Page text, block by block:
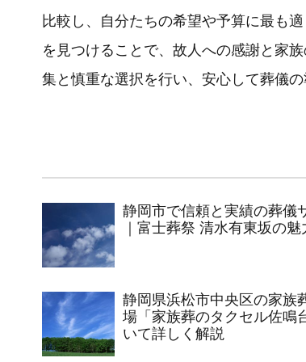
比較し、自分たちの希望や予算に最も
を見つけることで、故人への感謝と家
集と慎重な選択を行い、安心して葬儀の
静岡市で信頼と実績の葬儀
｜富士葬祭 清水有東坂の
静岡県浜松市中央区の家族
場「家族葬のタクセル佐鳴
いて詳しく解説